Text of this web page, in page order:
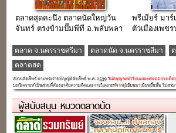
ตลาดสุดคะนึง ตลาดนัดใหญ่วัน
จันทร์ ตรงข้ามปั๊มพีที อ.พลับพลา
พรีเมียร์ มา
ตัวเมืองเพช
ตลาด จ.นครราชศรีมา ตลาดนัด จ.นครราชสีมา
ตลาดสด
ผู้สนับสนุน หมวดตลาดนัด